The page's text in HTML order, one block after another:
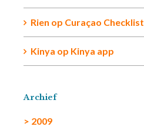
Rien op Curaçao Checklist
Kinya op Kinya app
Archief
> 2009